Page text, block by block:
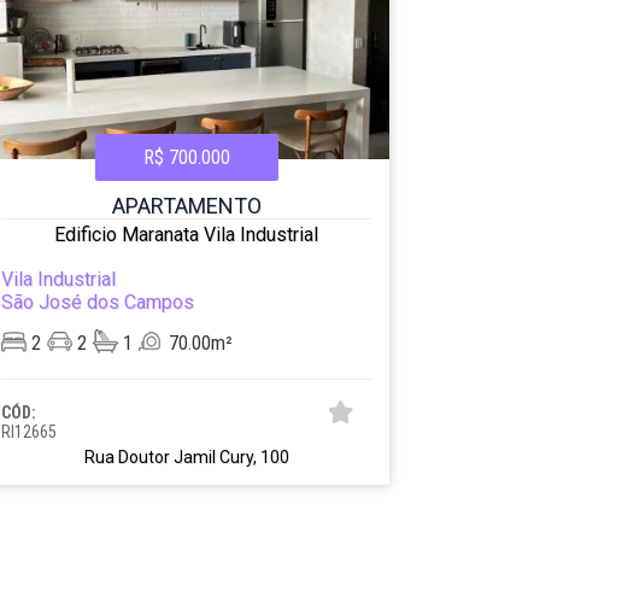
R$ 700.000
APARTAMENTO
Edificio Maranata Vila Industrial
Vila Industrial
São José dos Campos
2
2 1 70.00m²
CÓD:
RI12665
Rua Doutor Jamil Cury, 100